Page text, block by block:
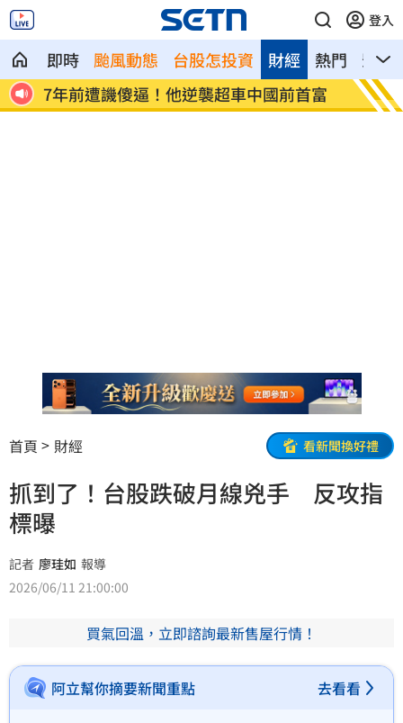
登入
即時 颱風動態 台股怎投資 熱門 影音
財經
中國前首富
女兒一句話 兩老退休生活全變調
首頁 財經 看新聞換好禮
抓到了！台股跌破月線兇手 反攻指
標曝
記者 廖珪如 報導
2026/06/11 21:00:00
買氣回溫，立即諮詢最新售屋行情！
阿立幫你摘要新聞重點 去看看